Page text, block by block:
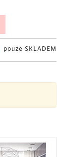
pouze SKLADEM